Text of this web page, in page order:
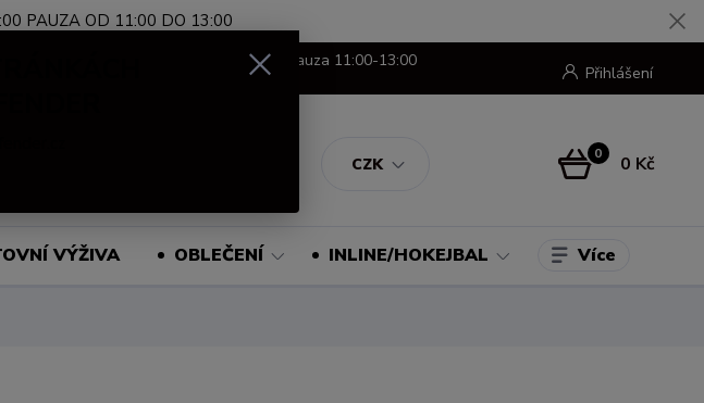
PAUZA OD 11:00 DO 13:00
CZK
Přihlášení
Po-Pá, 8:00-16:00 pauza 11:00-13:00
0 0 Kč
VÝŽIVA OBLEČENÍ INLINE/HOKEJBAL Více